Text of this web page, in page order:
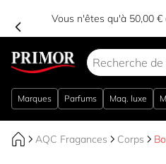
Vous n'êtes qu'à 50,00
Marques Parfums Maq. luxe
AQC Fragances Corps